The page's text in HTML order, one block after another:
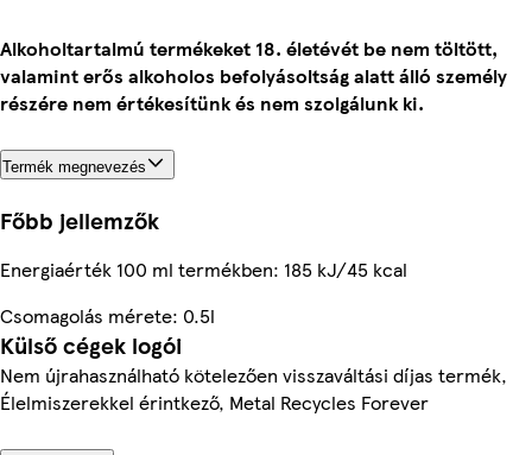
Alkoholtartalmú termékeket 18. életévét be nem töltött,
valamint erős alkoholos befolyásoltság alatt álló személy
részére nem értékesítünk és nem szolgálunk ki.
Termék megnevezés
Főbb jellemzők
Energiaérték 100 ml termékben: 185 kJ/45 kcal
Csomagolás mérete: 0.5l
Külső cégek logói
Nem újrahasználható kötelezően visszaváltási díjas termék,
Élelmiszerekkel érintkező, Metal Recycles Forever